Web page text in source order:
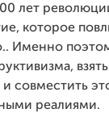
лет
которое
Именно
и совместить
реалиями.